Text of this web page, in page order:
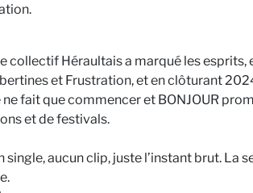
collectif Héraultais a marqué les
et Frustration, et en clôturant
ne fait que commencer et BONJOUR
et de festivals.
aucun clip, juste l’instant brut. La